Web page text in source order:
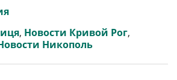
l
a
m p
, Новости Кривой Рог,
Никополь